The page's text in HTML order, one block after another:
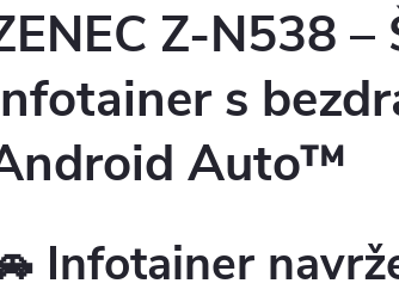
Z-N538
s
Auto™
Infotainer